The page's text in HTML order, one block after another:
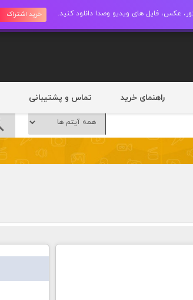
خرید اشتراک
راهنمای خرید تماس و پشتیبانی